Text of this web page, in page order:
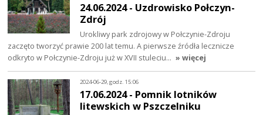
24.06.2024 - Uzdrowisko Połczyn-
Zdrój
Urokliwy park zdrojowy w Połczynie-Zdroju
zaczęto tworzyć prawie 200 lat temu. A pierwsze źródła lecznicze
odkryto w Połczynie-Zdroju już w XVII stuleciu… » więcej
2024-06-29, godz. 15:06
17.06.2024 - Pomnik lotników
litewskich w Pszczelniku